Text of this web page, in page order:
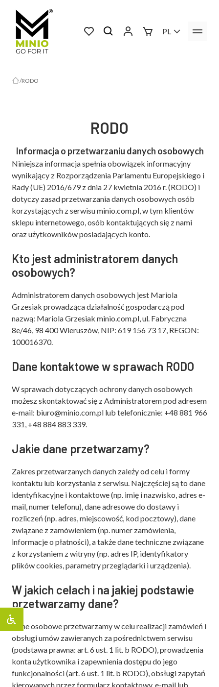
PL
RODO
RODO
Informacja o przetwarzaniu danych osobowych
Niniejsza informacja spełnia obowiązek informacyjny
wynikający z Rozporządzenia Parlamentu Europejskiego i
Rady (UE) 2016/679 z dnia 27 kwietnia 2016 r. (RODO) i
dotyczy zasad przetwarzania danych osobowych osób
korzystających z serwisu minio.com.pl, w tym klientów
sklepu internetowego, osób kontaktujących się z nami
oraz użytkowników posiadających konto.
Kto jest administratorem danych
osobowych?
Administratorem danych osobowych jest Mariola
Grzesiak prowadząca działalność gospodarczą pod
nazwą: Mariola Grzesiak minio.com.pl, ul. Fabryczna
8e/46, 98 400 Wieruszów, NIP: 619 156 73 17, REGON:
100016370.
Dane kontaktowe w sprawach RODO
W sprawach dotyczących ochrony danych osobowych
możesz skontaktować się z Administratorem pod adresem
e-mail: biuro@minio.com.pl lub telefonicznie: +48 881 966
331, +48 884 883 339.
Jakie dane przetwarzamy?
Zakres przetwarzanych danych zależy od celu i formy
kontaktu lub korzystania z serwisu. Najczęściej są to dane
identyfikacyjne i kontaktowe (np. imię i nazwisko, adres e-
mail, numer telefonu), dane adresowe do dostawy i
rozliczeń (np. adres, miejscowość, kod pocztowy), dane
związane z zamówieniem (np. numer zamówienia,
informacje o płatności), a także dane techniczne związane
z korzystaniem z witryny (np. adres IP, identyfikatory
plików cookies, parametry przeglądarki i urządzenia).
W jakich celach i na jakiej podstawie
przetwarzamy dane?
Dane osobowe przetwarzamy w celu realizacji zamówień i
obsługi umów zawieranych za pośrednictwem serwisu
(podstawa prawna: art. 6 ust. 1 lit. b RODO), prowadzenia
konta użytkownika i zapewnienia dostępu do jego
funkcjonalności (art. 6 ust. 1 lit. b RODO), obsługi zapytań
kierowanych przez formularz kontaktowy, e-mail lub